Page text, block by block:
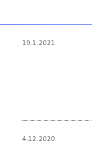
19.1.2021
4.12.2020